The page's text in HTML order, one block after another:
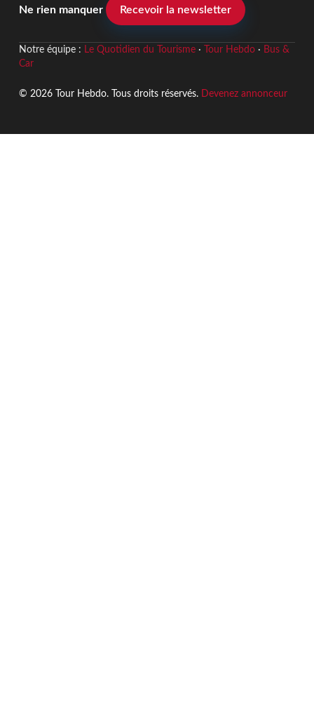
Ne rien manquer Recevoir la newsletter
Notre équipe : Le Quotidien du Tourisme· Tour Hebdo· Bus &
Car
© 2026 Tour Hebdo. Tous droits réservés. Devenez annonceur